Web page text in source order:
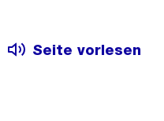
Seite vorlesen